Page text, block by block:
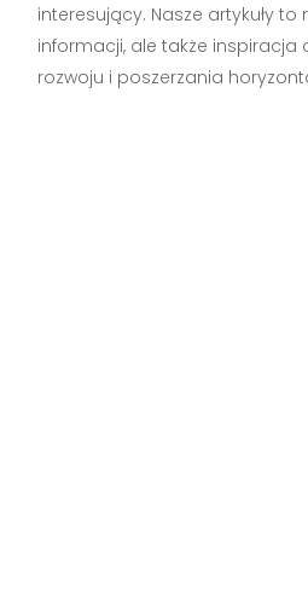
interesujący. Nasze artykuły to
informacji, ale także
rozwoju i poszerzania